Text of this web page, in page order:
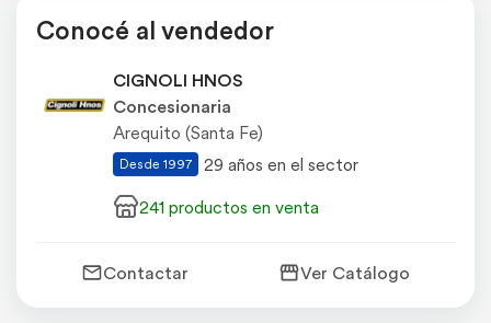
Conocé al vendedor
CIGNOLI HNOS
Concesionaria
Arequito (Santa Fe)
Desde 1997
29 años en el sector
241 productos en venta
Contactar Ver Catálogo